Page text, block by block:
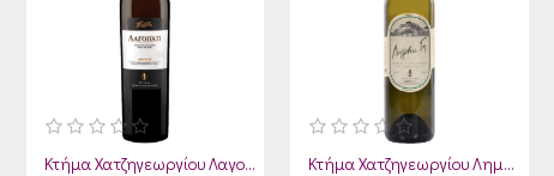
Κτήμα Χατζηγεωργίου Λαγοπάτι 2024 Κτήμα Χατζηγεωργίου Λημνία Γη 2025